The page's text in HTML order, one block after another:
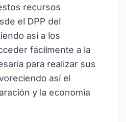
recursos
el DPP del
así a los
fácilmente a la
para realizar sus
así el
y la economía